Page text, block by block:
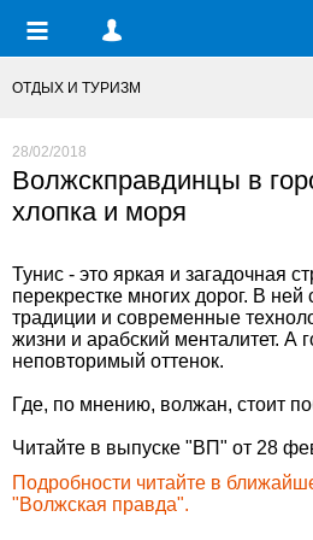
ОТДЫХ И ТУРИЗМ
28/02/2018
Волжскправдинцы в
хлопка и моря
Тунис - это яркая и загадочная
перекрестке многих дорог. В
традиции и современные
жизни и арабский менталитет. А
неповторимый оттенок.
Где, по мнению, волжан, стоит
Читайте в выпуске "ВП" от 28
Подробности читайте в
"Волжская правда".